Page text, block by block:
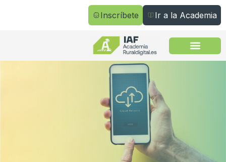
Inscríbete Ir a la Academia